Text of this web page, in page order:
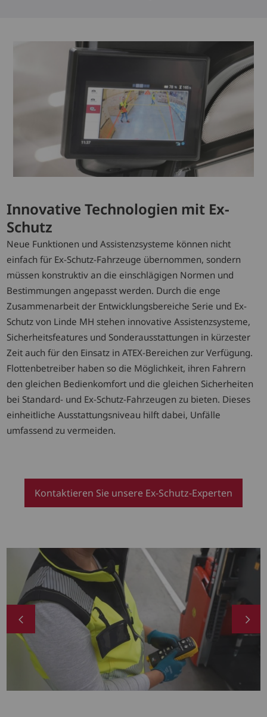
Innovative Technologien mit Ex-
Schutz
Neue Funktionen und Assistenzsysteme können nicht
einfach für Ex-Schutz-Fahrzeuge übernommen, sondern
müssen konstruktiv an die einschlägigen Normen und
Bestimmungen angepasst werden. Durch die enge
Zusammenarbeit der Entwicklungsbereiche Serie und Ex-
Schutz von Linde MH stehen innovative Assistenzsysteme,
Sicherheitsfeatures und Sonderausstattungen in kürzester
Zeit auch für den Einsatz in ATEX-Bereichen zur Verfügung.
Flottenbetreiber haben so die Möglichkeit, ihren Fahrern
den gleichen Bedienkomfort und die gleichen Sicherheiten
bei Standard- und Ex-Schutz-Fahrzeugen zu bieten. Dieses
einheitliche Ausstattungsniveau hilft dabei, Unfälle
umfassend zu vermeiden.
Kontaktieren Sie unsere Ex-Schutz-Experten